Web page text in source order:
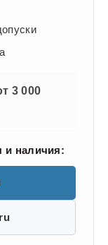
3 000
и наличия: